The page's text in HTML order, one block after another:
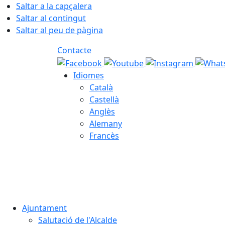
Saltar a la capçalera
Saltar al contingut
Saltar al peu de pàgina
Contacte
Idiomes
Català
Castellà
Anglès
Alemany
Francès
Ajuntament
Salutació de l'Alcalde